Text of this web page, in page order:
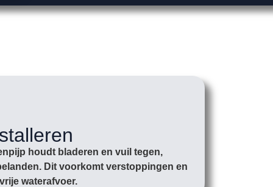
houdt bladeren en vuil tegen,
Dit voorkomt verstoppingen en
waterafvoer.